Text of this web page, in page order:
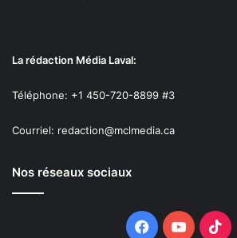
La rédaction Média Laval:
Téléphone: +1 450-720-8899 #3
Courriel: redaction@mclmedia.ca
Nos réseaux sociaux
Facebook
YouTube